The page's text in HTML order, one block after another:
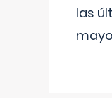
las